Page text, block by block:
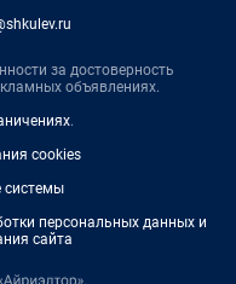
за достоверность
объявлениях.
.
cookies
системы
персональных данных и
сайта